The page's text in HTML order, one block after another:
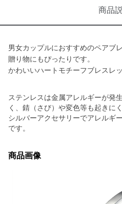
商品
男女カップルにおすすめのペアブ
贈り物にもぴったりです。
かわいいハートモチーフブレスレ
ステンレスは金属アレルギーが発
く、錆（さび）や変色等も起きに
シルバーアクセサリーでアレルギ
です。
商品画像